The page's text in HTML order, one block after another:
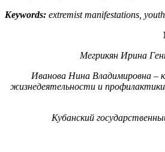
Keywords: extremist manifestations,
Мегрикян Ирина
Иванова Нина Владимировна –
жизнедеятельности и
Кубанский